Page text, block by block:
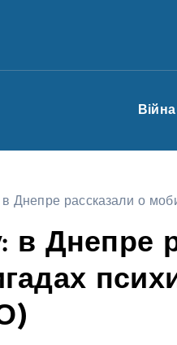
Війна
в Днепре рассказали о
в Днепре